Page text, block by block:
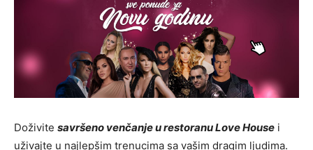
Doživite savršeno venčanje u restoranu Love House i
uživajte u najlepšim trenucima sa vašim dragim ljudima.